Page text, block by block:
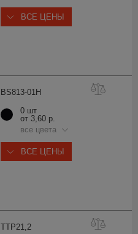
ВСЕ ЦЕНЫ
BS813-01H
0 шт
от 3,60 р.
все цвета
ВСЕ ЦЕНЫ
TTP21,2